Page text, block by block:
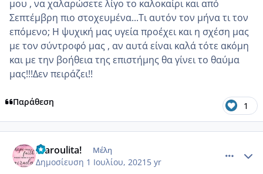
μου , να χαλαρώσετε λίγο το καλοκαίρι και από
Σεπτέμβρη πιο στοχευμένα...Τι αυτόν τον μήνα τι τον
επόμενο; Η ψυχική μας υγεία προέχει και η σχέση μας
με τον σύντροφό μας , αν αυτά είναι καλά τότε ακόμη
και με την βοήθεια της επιστήμης θα γίνει το θαύμα
μας!!!Δεν πειράζει!!
Παράθεση 1
Maroulita! Μέλη
Δημοσίευση 1 Ιουλίου, 2021 5 yr